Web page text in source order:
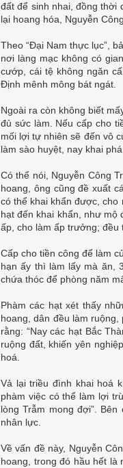
đất để sinh nhai, đồng thời
lại hoang hóa, Nguyễn
Theo “Đại Nam thực lục”,
nơi làng mạc không có
cướp, cái tệ không ngăn
Định mênh mông bát ngát.
Ngoài ra còn không biết
đủ sức làm. Nếu cấp cho
mối lợi tự nhiên sẽ đến vô
làm sào huyệt, nay khai
Có thể nói, Nguyễn Công
hoang, ông cũng đề xuất
có thể khai khẩn được,
hạt đến khai khẩn, như
ấp, cho làm ấp trưởng; đều
Cấp cho tiền công để làm
hạn ấy thì làm lấy mà ăn,
chứa thóc để phòng năm
Phàm các hạt xét thấy
hoang, dân đều làm
rằng: “Nay các hạt Bắc
ruộng đất, khiến yên
hoá.
Vả lại triều đình khai hoá
phàm việc có thể làm lợi
lòng Trẫm mong đợi”.
nhân lực.
Về vấn đề này, Nguyễn
hoang, trong đó hầu hết